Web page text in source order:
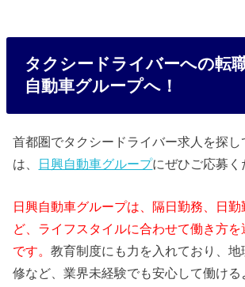
タクシードライバーへの転
自動車グループへ！
首都圏でタクシードライバー求人を探
は、 日興自動車グループにぜひご応募く
日興自動車グループは、隔日勤務、日
ど、ライフスタイルに合わせて働き方を
です。教育制度にも力を入れており、
修など、業界未経験でも安心して働ける